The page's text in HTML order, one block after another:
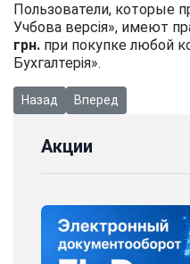
Пользователи, которые
Учбова версія», имеют
грн. при покупке любой
Бухгалтерія».
Предыдущий: Новинка!
Назад Следующий: Как
Вперед
Акции